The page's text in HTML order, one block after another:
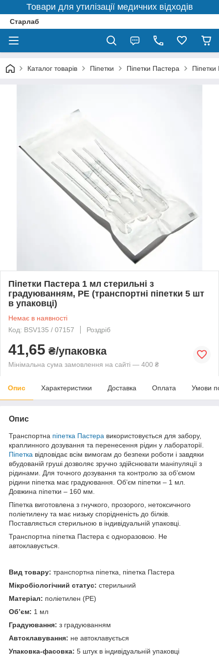
Товари для утилізації медичних відходів
Старлаб
Каталог товарів Піпетки Піпетки Пастера
Піпетки Пастера 1 мл стерильні з
градуюванням, PE (транспортні піпетки 5 шт
в упаковці)
Немає в наявності
Код: BSV135 / 07157
Роздріб
41,65 ₴/упаковка
Мінімальна сума замовлення на сайті — 400 ₴
Опис Характеристики Доставка Оплата Умови
Опис
Транспортна піпетка Пастера використовується для забору,
краплинного дозування та перенесення рідин у лабораторії.
Піпетка відповідає всім вимогам до безпеки роботи і завдяки
вбудованій груші дозволяє зручно здійснювати маніпуляції з
рідинами. Для точного дозування та контролю за об’ємом
рідини піпетка має градуювання. Об’єм піпетки – 1 мл.
Довжина піпетки – 160 мм.
Піпетка виготовлена з гнучкого, прозорого, нетоксичного
поліетилену та має низьку спорідненість до білків.
Поставляється стерильною в індивідуальній упаковці.
Транспортна піпетка Пастера є одноразовою. Не
автоклавується.
Вид товару: транспортна піпетка, піпетка Пастера
Мікробіологічний статус: стерильний
Матеріал: поліетилен (PE)
Об’єм: 1 мл
Градуювання: з градуюванням
Автоклавування: не автоклавується
Упаковка-фасовка: 5 штук в індивідуальній упаковці